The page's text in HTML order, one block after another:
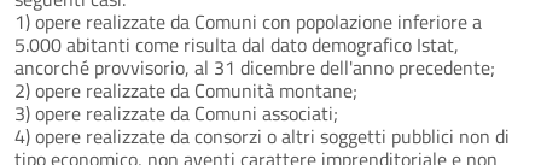
1) opere realizzate da Comuni con popolazione inferiore a
5.000 abitanti come risulta dal dato demografico Istat,
ancorché provvisorio, al 31 dicembre dell'anno precedente;
2) opere realizzate da Comunità montane;
3) opere realizzate da Comuni associati;
4) opere realizzate da consorzi o altri soggetti pubblici non di
tipo economico, non aventi carattere imprenditoriale e non